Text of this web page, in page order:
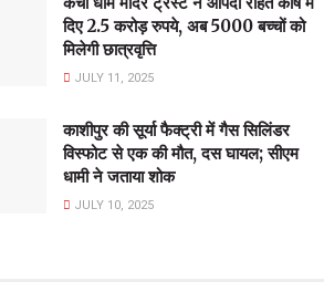
दिए 2.5 करोड़ रुपये, अब 5000 बच्चों को
मिलेगी छात्रवृत्ति
JULY 11, 2025
काशीपुर की सूर्या फैक्ट्री में गैस सिलिंडर
विस्फोट से एक की मौत, दस घायल; सीएम
धामी ने जताया शोक
JULY 10, 2025